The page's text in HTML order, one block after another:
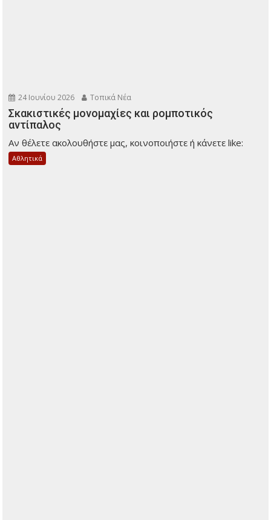
24 Ιουνίου 2026 Τοπικά Νέα
Σκακιστικές μονομαχίες και ρομποτικός
αντίπαλος
Αν θέλετε ακολουθήστε μας, κοινοποιήστε ή κάνετε like:
Αθλητικά